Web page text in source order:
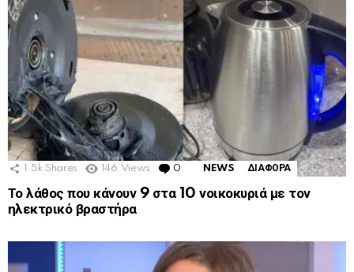
1.5k Shares 146 Views 0 Comments
NEWS ΔΙΑΦΟΡΑ
Το λάθος που κάνουν 9 στα 10 νοικοκυριά με τον
ηλεκτρικό βραστήρα